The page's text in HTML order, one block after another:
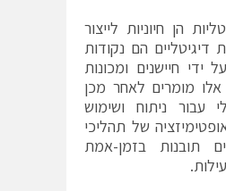
הן חיוניות לייצור
דיגיטליים הם נקודות
ידי חיישנים ומכונות
מומרים לאחר מכן
עבור ניתוח ושימוש
של תהליכי
תובנות בזמן-אמת